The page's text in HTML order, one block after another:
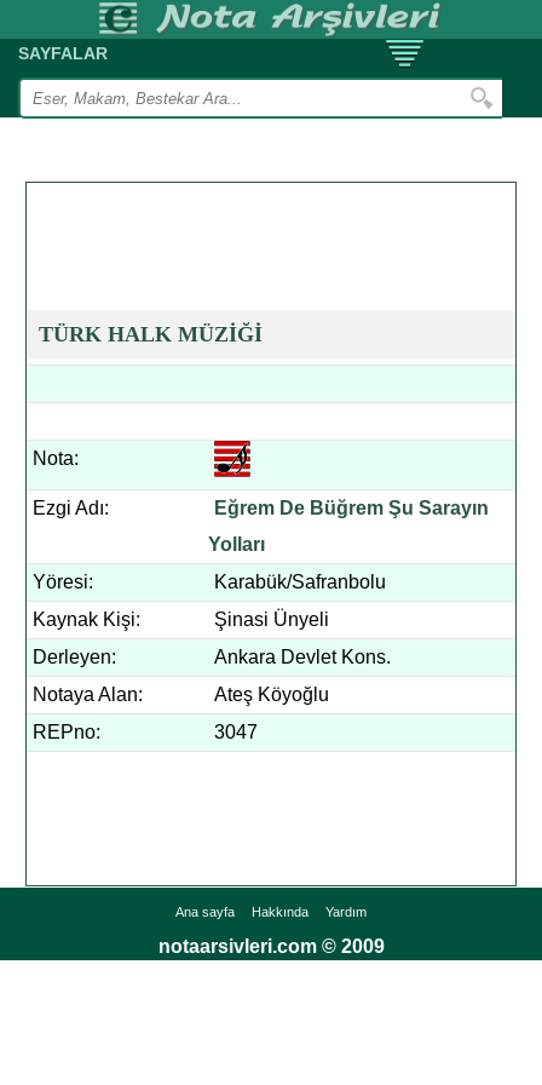
SAYFALAR
TÜRK HALK MÜZİĞİ
Nota:
Ezgi Adı:
Eğrem De Büğrem Şu Sarayın
Yolları
Yöresi:
Karabük/Safranbolu
Kaynak Kişi:
Şinasi Ünyeli
Derleyen:
Ankara Devlet Kons.
Notaya Alan:
Ateş Köyoğlu
REPno:
3047
Ana sayfa Hakkında Yardım
notaarsivleri.com © 2009